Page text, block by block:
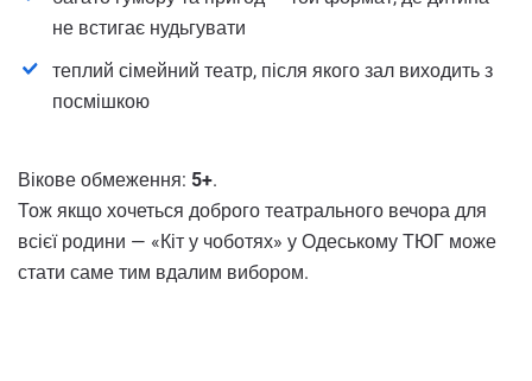
не встигає нудьгувати
теплий сімейний театр, після якого зал виходить з
посмішкою
Вікове обмеження: 5+.
Тож якщо хочеться доброго театрального вечора для
всієї родини — «Кіт у чоботях» у Одеському ТЮГ може
стати саме тим вдалим вибором.